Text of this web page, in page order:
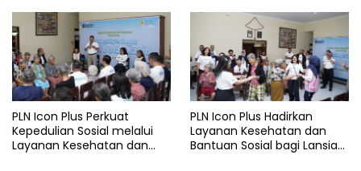
kV Paiton–
Watudodol/Kalipuro
PLN Icon Plus Perkuat
Kepedulian Sosial melalui
Layanan Kesehatan dan
PLN Icon Plus Hadirkan
Layanan Kesehatan dan
Bantuan Sosial bagi Lansia